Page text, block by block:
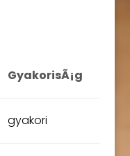
GyakorisÃ¡g
gyakori